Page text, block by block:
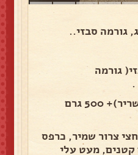
גורמה סבזי..
גורמה
1 קילו בשר מס 8(שריר)+ 500 גרם
צרור שמיר, כרפס
קטנים, מעט עלי